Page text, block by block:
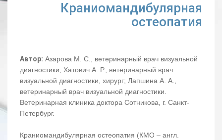
Краниомандибулярная
остеопатия
Автор: Азарова М. С., ветеринарный врач визуальной
диагностики; Хатович А. Р., ветеринарный врач
визуальной диагностики, хирург; Лапшина А. А.,
ветеринарный врач визуальной диагностики.
Ветеринарная клиника доктора Сотникова, г. Санкт-
Петербург.
Краниомандибулярная остеопатия (КМО – англ.